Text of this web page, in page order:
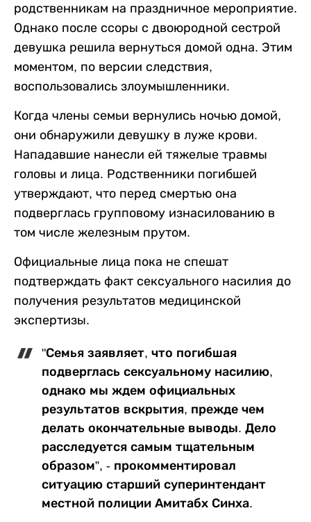
родственникам на праздничное мероприятие.
Однако после ссоры с двоюродной сестрой
девушка решила вернуться домой одна. Этим
моментом, по версии следствия,
воспользовались злоумышленники.
Когда члены семьи вернулись ночью домой,
они обнаружили девушку в луже крови.
Нападавшие нанесли ей тяжелые травмы
головы и лица. Родственники погибшей
утверждают, что перед смертью она
подверглась групповому изнасилованию в
том числе железным прутом.
Официальные лица пока не спешат
подтверждать факт сексуального насилия до
получения результатов медицинской
экспертизы.
"Семья заявляет, что погибшая
подверглась сексуальному насилию,
однако мы ждем официальных
результатов вскрытия, прежде чем
делать окончательные выводы. Дело
расследуется самым тщательным
образом”, - прокомментировал
ситуацию старший суперинтендант
местной полиции Амитабх Синха.